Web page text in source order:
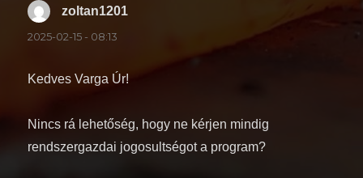
zoltan1201
2025-02-15 - 08:13
Kedves Varga Úr!
Nincs rá lehetőség, hogy ne kérjen mindig
rendszergazdai jogosultségot a program?